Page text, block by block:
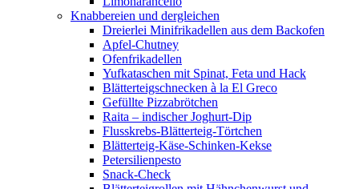
Knabbereien und dergleichen
Dreierlei Minifrikadellen aus dem Backofen
Apfel-Chutney
Ofenfrikadellen
Yufkataschen mit Spinat, Feta und Hack
Blätterteigschnecken à la El Greco
Gefüllte Pizzabrötchen
Raita – indischer Joghurt-Dip
Flusskrebs-Blätterteig-Törtchen
Blätterteig-Käse-Schinken-Kekse
Petersilienpesto
Snack-Check